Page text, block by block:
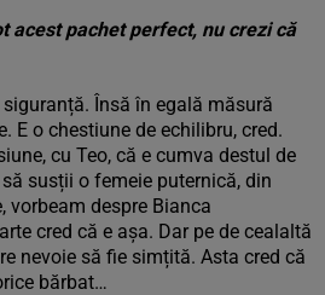
acest pachet perfect, nu crezi că
Însă în egală măsură
E o chestiune de echilibru, cred.
cu Teo, că e cumva destul de
susții o femeie puternică, din
vorbeam despre Bianca
cred că e așa. Dar pe de cealaltă
nevoie să fie simțită. Asta cred că
bărbat…